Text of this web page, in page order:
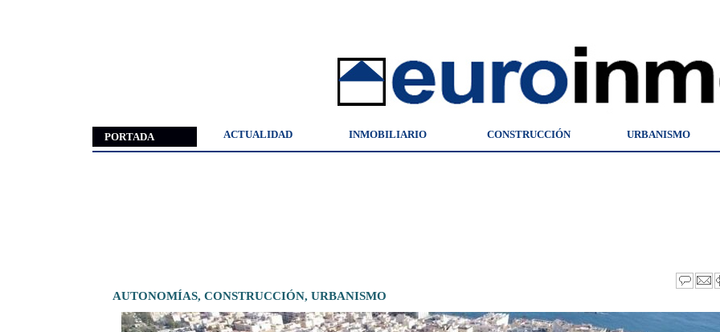
PORTADA ACTUALIDAD INMOBILIARIO CONSTRUCCIÓN URBANISMO
AUTONOMÍAS, CONSTRUCCIÓN, URBANISMO